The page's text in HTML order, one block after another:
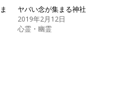
ヤバい念が集まる神社
2019年2月12日
心霊・幽霊